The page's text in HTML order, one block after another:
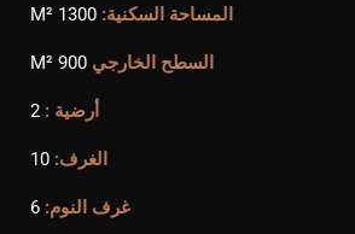
المساحة السكنية: 1300 M²
السطح الخارجي 900 M²
أرضية : 2
الغرف: 10
غرف النوم: 6